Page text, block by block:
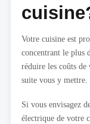
Votre cuisine est
concentrant le plus
réduire les coûts
suite vous y mettre.
Si vous envisagez
électrique de votre